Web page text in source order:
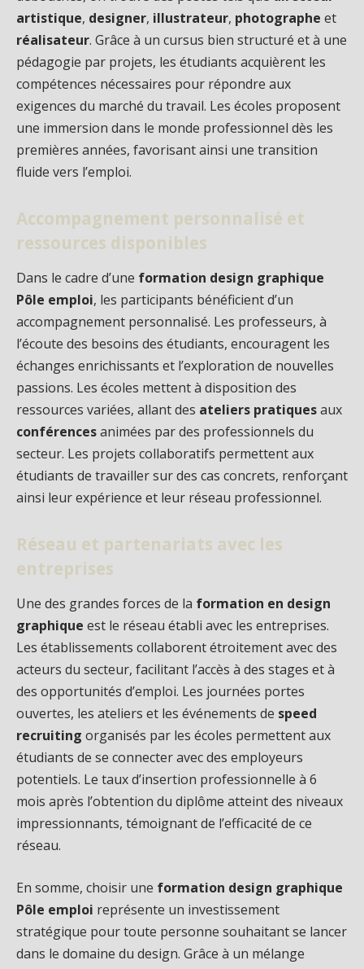
artistique, designer, illustrateur, photographe et
réalisateur. Grâce à un cursus bien structuré et à une
pédagogie par projets, les étudiants acquièrent les
compétences nécessaires pour répondre aux
exigences du marché du travail. Les écoles proposent
une immersion dans le monde professionnel dès les
premières années, favorisant ainsi une transition
fluide vers l’emploi.
Accompagnement personnalisé et
ressources disponibles
Dans le cadre d’une formation design graphique
Pôle emploi, les participants bénéficient d’un
accompagnement personnalisé. Les professeurs, à
l’écoute des besoins des étudiants, encouragent les
échanges enrichissants et l’exploration de nouvelles
passions. Les écoles mettent à disposition des
ressources variées, allant des ateliers pratiquesaux
conférencesanimées par des professionnels du
secteur. Les projets collaboratifs permettent aux
étudiants de travailler sur des cas concrets, renforçant
ainsi leur expérience et leur réseau professionnel.
Réseau et partenariats avec les
entreprises
Une des grandes forces de la formation en design
graphique est le réseau établi avec les entreprises.
Les établissements collaborent étroitement avec des
acteurs du secteur, facilitant l’accès à des stages et à
des opportunités d’emploi. Les journées portes
ouvertes, les ateliers et les événements de speed
recruiting organisés par les écoles permettent aux
étudiants de se connecter avec des employeurs
potentiels. Le taux d’insertion professionnelle à 6
mois après l’obtention du diplôme atteint des niveaux
impressionnants, témoignant de l’efficacité de ce
réseau.
En somme, choisir une formation design graphique
Pôle emploi représente un investissement
stratégique pour toute personne souhaitant se lancer
dans le domaine du design. Grâce à un mélange